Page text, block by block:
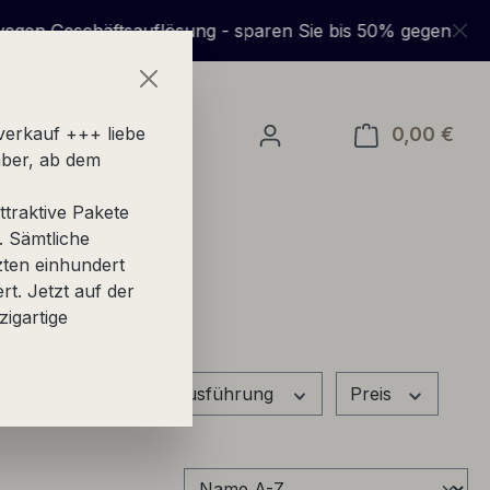
- sparen Sie bis 50% gegenüber UVP + + +
0,00 €
Ausführung Preis
+++ liebe
ab dem
Pakete
Sämtliche
einhundert
Jetzt auf der